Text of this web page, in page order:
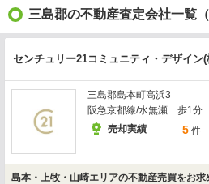
三島郡の不動産査定会社一覧（
センチュリー21コミュニティ・デザイン(
三島郡島本町高浜3
阪急京都線/水無瀬 歩1分
売却実績
5 件
島本・上牧・山崎エリアの不動産売買をお